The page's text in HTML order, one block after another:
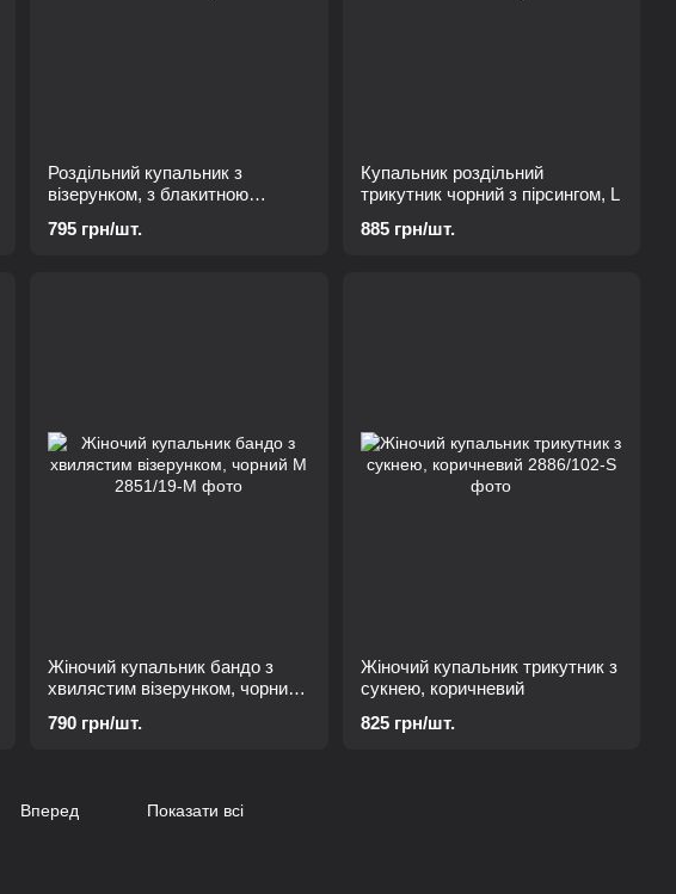
Роздільний купальник з
візерунком, з блакитною
795 грн/шт.
Купальник роздільний
трикутник чорний з пірсингом, L
885 грн/шт.
Жіночий купальник бандо з
хвилястим візерунком, чорний
790 грн/шт.
Жіночий купальник трикутник з
сукнею, коричневий
825 грн/шт.
Вперед Показати всі